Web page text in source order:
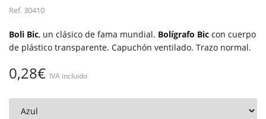
Ref.30410
Boli Bic, un clásico de fama mundial. Bolígrafo Bic con cuerpo
de plástico transparente. Capuchón ventilado. Trazo normal.
0,28€ IVA incluido